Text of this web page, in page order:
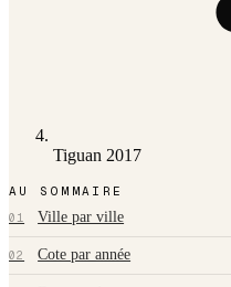
Tiguan 2017
AU SOMMAIRE
01 Ville par ville
02 Cote par année